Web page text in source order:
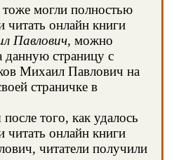
могли полностью
читать онлайн книги
Павлович, можно
данную страницу с
Михаил Павлович на
страничке в
того, как удалось
читать онлайн книги
читатели получили